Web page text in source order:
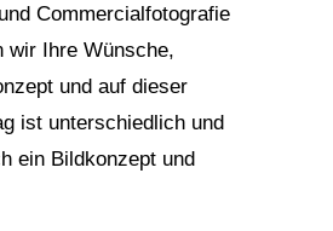
Commercialfotografie
wir Ihre Wünsche,
und auf dieser
ist unterschiedlich und
ein Bildkonzept und